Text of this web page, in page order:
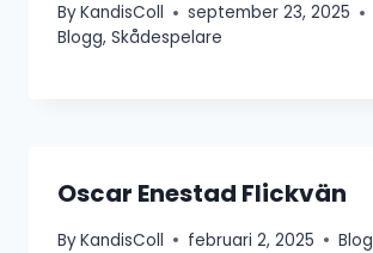
ByKandisColl
september 23, 2025
Blogg, Skådespelare
Oscar Enestad Flickvän
ByKandisColl februari 2, 2025